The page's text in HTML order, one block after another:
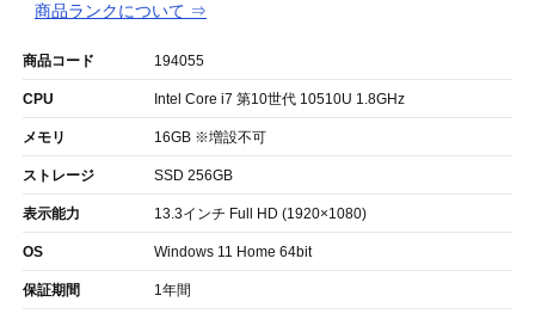
商品ランクについて ⇒
商品コード 194055
CPU Intel Core i7 第10世代 10510U 1.8GHz
メモリ 16GB ※増設不可
ストレージ SSD 256GB
表示能力 13.3インチ Full HD (1920×1080)
OS Windows 11 Home 64bit
保証期間 1年間